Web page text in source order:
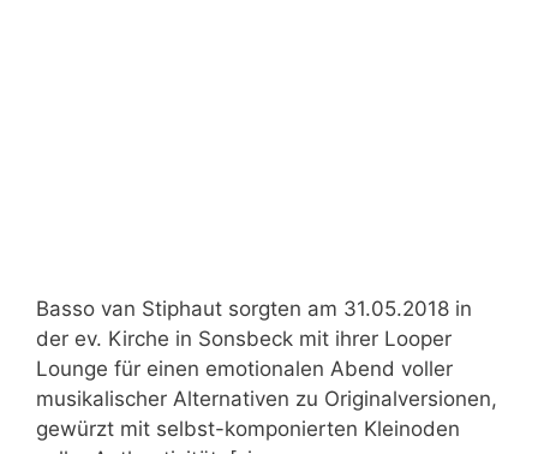
Basso van Stiphaut sorgten am 31.05.2018 in
der ev. Kirche in Sonsbeck mit ihrer Looper
Lounge für einen emotionalen Abend voller
musikalischer Alternativen zu Originalversionen,
gewürzt mit selbst-komponierten Kleinoden